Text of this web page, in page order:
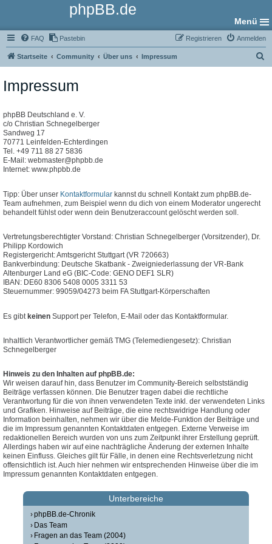
phpBB.de
Menü
FAQ Pastebin Anmelden
Registrieren
Startseite Community Über uns Impressum
Impressum
phpBB Deutschland e. V.
c/o Christian Schnegelberger
Sandweg 17
70771 Leinfelden-Echterdingen
Tel. +49 711 88 27 5836
E-Mail: webmaster@phpbb.de
Internet: www.phpbb.de
Tipp: Über unser Kontaktformular kannst du schnell Kontakt zum phpBB.de-
Team aufnehmen, zum Beispiel wenn du dich von einem Moderator ungerecht
behandelt fühlst oder wenn dein Benutzeraccount gelöscht werden soll.
Vertretungsberechtigter Vorstand: Christian Schnegelberger (Vorsitzender), Dr.
Philipp Kordowich
Registergericht: Amtsgericht Stuttgart (VR 720663)
Bankverbindung: Deutsche Skatbank - Zweigniederlassung der VR-Bank
Altenburger Land eG (BIC-Code: GENO DEF1 SLR)
IBAN: DE60 8306 5408 0005 3311 53
Steuernummer: 99059/04273 beim FA Stuttgart-Körperschaften
Es gibt keinen Support per Telefon, E-Mail oder das Kontaktformular.
Inhaltlich Verantwortlicher gemäß TMG (Telemediengesetz): Christian
Schnegelberger
Hinweis zu den Inhalten auf phpBB.de:
Wir weisen darauf hin, dass Benutzer im Community-Bereich selbstständig
Beiträge verfassen können. Die Benutzer tragen dabei die rechtliche
Verantwortung für die von ihnen verwendeten Texte inkl. der verwendeten Links
und Grafiken. Hinweise auf Beiträge, die eine rechtswidrige Handlung oder
Information beinhalten, nehmen wir über die Melde-Funktion der Beiträge und
die im Impressum genannten Kontaktdaten entgegen. Externe Verweise im
redaktionellen Bereich wurden von uns zum Zeitpunkt ihrer Erstellung geprüft.
Allerdings haben wir auf eine nachträgliche Änderung der externen Inhalte
keinen Einfluss. Gleiches gilt für Fälle, in denen eine Rechtsverletzung nicht
offensichtlich ist. Auch hier nehmen wir entsprechenden Hinweise über die im
Impressum genannten Kontaktdaten entgegen.
Unterbereiche
phpBB.de-Chronik
Das Team
Fragen an das Team (2004)